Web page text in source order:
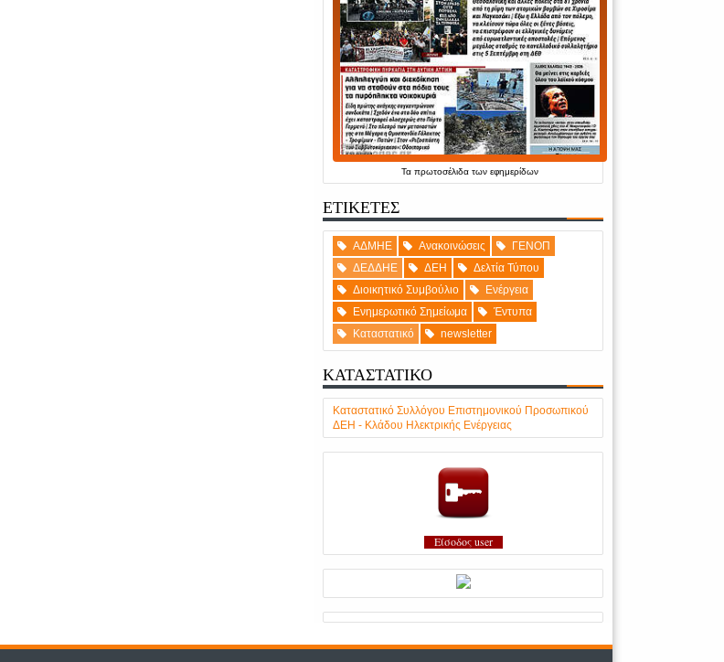
Ταπρωτοσέλιδατωνεφημερίδων
ΕΤΙΚΕΤΕΣ
ΑΔΜΗΕ Ανακοινώσεις
ΓΕΝΟΠ
ΔΕΔΔΗΕ
ΔΕΗ
Δελτία Τύπου
Διοικητικό Συμβούλιο
Ενέργεια
Ενημερωτικό Σημείωμα
Έντυπα
Καταστατικό
newsletter
ΚΑΤΑΣΤΑΤΙΚΟ
Καταστατικό Συλλόγου Επιστημονικού Προσωπικού
ΔΕΗ - Κλάδου Ηλεκτρικής Ενέργειας
Είσοδος user